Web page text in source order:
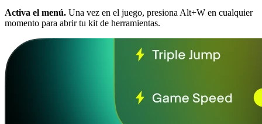
Activa el menú. Una vez en el juego, presiona Alt+W en cualquier
momento para abrir tu kit de herramientas.